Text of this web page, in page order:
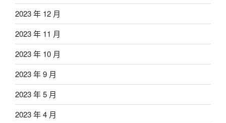
2023 年 12 月
2023 年 11 月
2023 年 10 月
2023 年 9 月
2023 年 5 月
2023 年 4 月